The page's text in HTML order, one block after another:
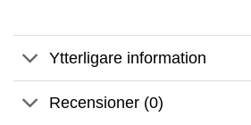
Ytterligare information
Recensioner (0)